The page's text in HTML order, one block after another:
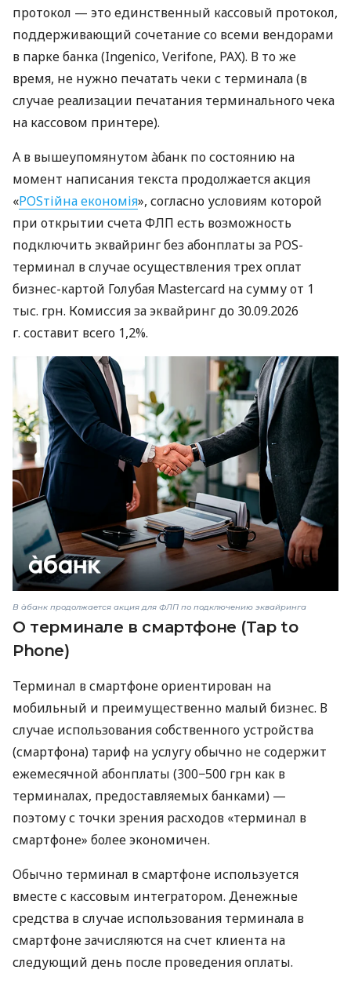
протокол — это единственный кассовый протокол,
поддерживающий сочетание со всеми вендорами
в парке банка (Ingenico, Verifone, PAX). В то же
время, не нужно печатать чеки с терминала (в
случае реализации печатания терминального чека
на кассовом принтере).
А в вышеупомянутом àбанк по состоянию на
момент написания текста продолжается акция
«POSтійна економія», согласно условиям которой
при открытии счета ФЛП есть возможность
подключить эквайринг без абонплаты за POS-
терминал в случае осуществления трех оплат
бизнес-картой Голубая Mastercard на сумму от 1
тыс. грн. Комиссия за эквайринг до 30.09.2026
г. составит всего 1,2%.
В àбанк продолжается акция для ФЛП по подключению эквайринга
О терминале в смартфоне (Tap to
Phone)
Терминал в смартфоне ориентирован на
мобильный и преимущественно малый бизнес. В
случае использования собственного устройства
(смартфона) тариф на услугу обычно не содержит
ежемесячной абонплаты (300−500 грн как в
терминалах, предоставляемых банками) —
поэтому с точки зрения расходов «терминал в
смартфоне» более экономичен.
Обычно терминал в смартфоне используется
вместе с кассовым интегратором. Денежные
средства в случае использования терминала в
смартфоне зачисляются на счет клиента на
следующий день после проведения оплаты.